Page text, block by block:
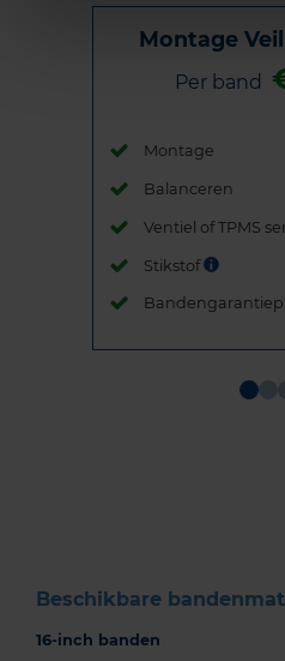
Montage
Per band
Montage
Balanceren
Ventiel of TPMS
Stikstof
Beschikbare
16-inch banden